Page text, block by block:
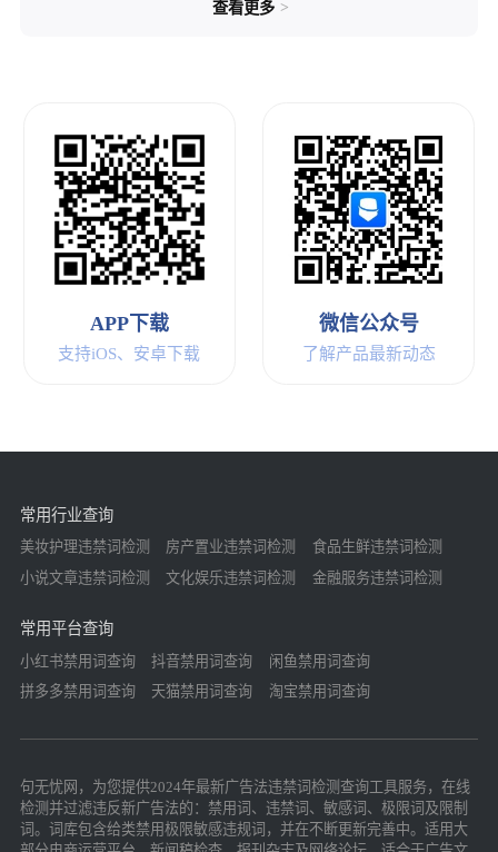
查看更多 >
APP下载
支持iOS、安卓下载
微信公众号
了解产品最新动态
常用行业查询
美妆护理违禁词检测 房产置业违禁词检测
食品生鲜违禁词检测
小说文章违禁词检测
文化娱乐违禁词检测 金融服务违禁词检测
常用平台查询
小红书禁用词查询 抖音禁用词查询
闲鱼禁用词查询
拼多多禁用词查询
天猫禁用词查询 淘宝禁用词查询
句无忧网，为您提供2024年最新广告法违禁词检测查询工具服务，在线
检测并过滤违反新广告法的：禁用词、违禁词、敏感词、极限词及限制
词。词库包含给类禁用极限敏感违规词，并在不断更新完善中。适用大